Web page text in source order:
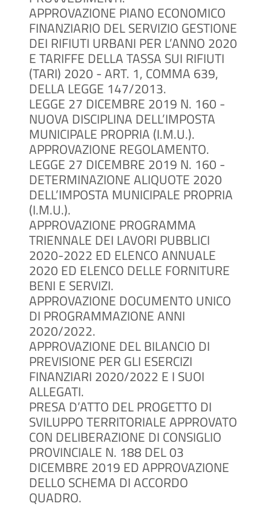
APPROVAZIONE PIANO ECONOMICO
FINANZIARIO DEL SERVIZIO GESTIONE
DEI RIFIUTI URBANI PER L’ANNO 2020
E TARIFFE DELLA TASSA SUI RIFIUTI
(TARI) 2020 - ART. 1, COMMA 639,
DELLA LEGGE 147/2013.
LEGGE 27 DICEMBRE 2019 N. 160 -
NUOVA DISCIPLINA DELL’IMPOSTA
MUNICIPALE PROPRIA (I.M.U.).
APPROVAZIONE REGOLAMENTO.
LEGGE 27 DICEMBRE 2019 N. 160 -
DETERMINAZIONE ALIQUOTE 2020
DELL’IMPOSTA MUNICIPALE PROPRIA
(I.M.U.).
APPROVAZIONE PROGRAMMA
TRIENNALE DEI LAVORI PUBBLICI
2020-2022 ED ELENCO ANNUALE
2020 ED ELENCO DELLE FORNITURE
BENI E SERVIZI.
APPROVAZIONE DOCUMENTO UNICO
DI PROGRAMMAZIONE ANNI
2020/2022.
APPROVAZIONE DEL BILANCIO DI
PREVISIONE PER GLI ESERCIZI
FINANZIARI 2020/2022 E I SUOI
ALLEGATI.
PRESA D’ATTO DEL PROGETTO DI
SVILUPPO TERRITORIALE APPROVATO
CON DELIBERAZIONE DI CONSIGLIO
PROVINCIALE N. 188 DEL 03
DICEMBRE 2019 ED APPROVAZIONE
DELLO SCHEMA DI ACCORDO
QUADRO.